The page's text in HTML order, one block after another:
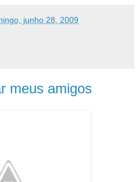
junho 28, 2009
meus amigos